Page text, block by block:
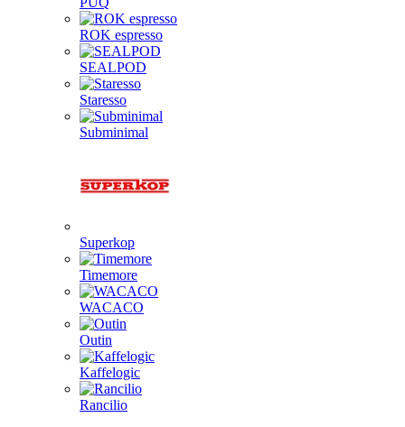
ROK espresso
SEALPOD
Staresso
Subminimal
Superkop
Timemore
WACACO
Outin
Kaffelogic
Rancilio